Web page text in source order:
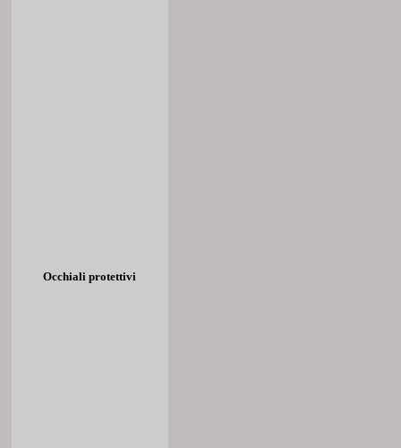
Occhiali protettivi